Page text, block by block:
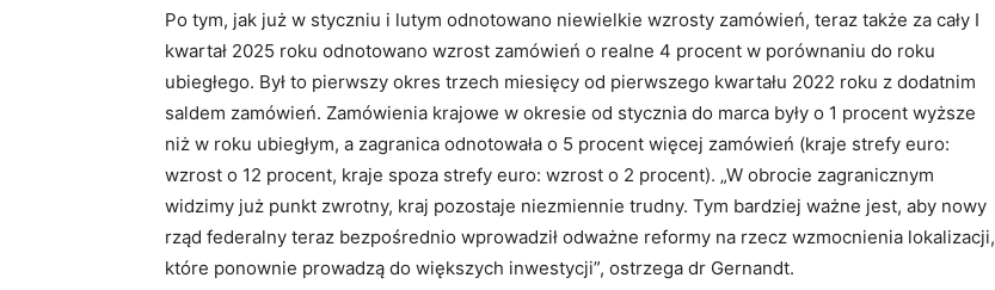
Po tym, jak już w styczniu i lutym odnotowano niewielkie wzrosty zamówień, teraz także za cały I
kwartał 2025 roku odnotowano wzrost zamówień o realne 4 procent w porównaniu do roku
ubiegłego. Był to pierwszy okres trzech miesięcy od pierwszego kwartału 2022 roku z dodatnim
saldem zamówień. Zamówienia krajowe w okresie od stycznia do marca były o 1 procent wyższe
niż w roku ubiegłym, a zagranica odnotowała o 5 procent więcej zamówień (kraje strefy euro:
wzrost o 12 procent, kraje spoza strefy euro: wzrost o 2 procent). „W obrocie zagranicznym
widzimy już punkt zwrotny, kraj pozostaje niezmiennie trudny. Tym bardziej ważne jest, aby nowy
rząd federalny teraz bezpośrednio wprowadził odważne reformy na rzecz wzmocnienia lokalizacji,
które ponownie prowadzą do większych inwestycji”, ostrzega dr Gernandt.